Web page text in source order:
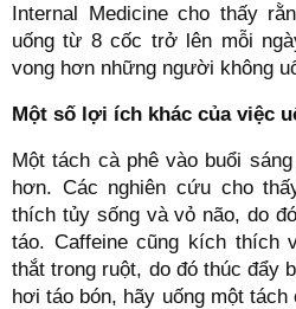
Internal Medicine cho thấy
uống từ 8 cốc trở lên mỗi
vong hơn những người không
Một số lợi ích khác của việc
Một tách cà phê vào buổi
hơn. Các nghiên cứu cho
thích tủy sống và vỏ não, do
táo. Caffeine cũng kích thích
thắt trong ruột, do đó thúc đẩy
hơi táo bón, hãy uống một